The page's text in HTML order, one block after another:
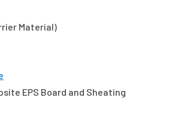
Material)
EPS Board and Sheating